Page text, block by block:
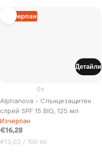
Изчерпан
Alphanova - Слънцезащитен
спрей SPF 15 BIO, 125 мл
0x
Изчерпан
€16,28
Цена
€13,02 / 100 ml
Детайли